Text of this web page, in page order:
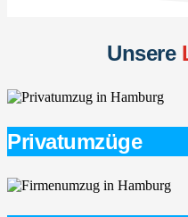
Unsere
Privatumzüge